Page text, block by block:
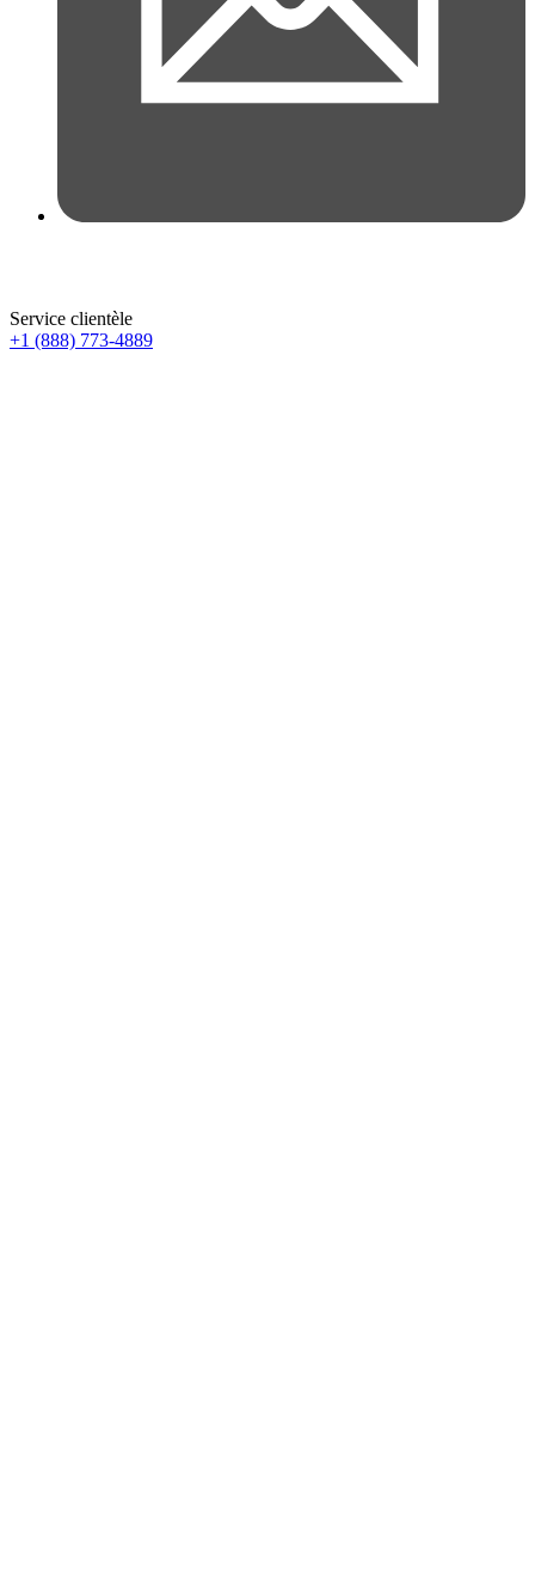
Service clientèle
+1 (888) 773-4889